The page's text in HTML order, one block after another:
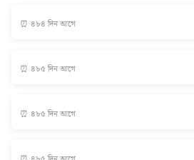
⏰ ৪৮৪ দিন আগে
⏰ ৪৮৫ দিন আগে
⏰ ৪৮৫ দিন আগে